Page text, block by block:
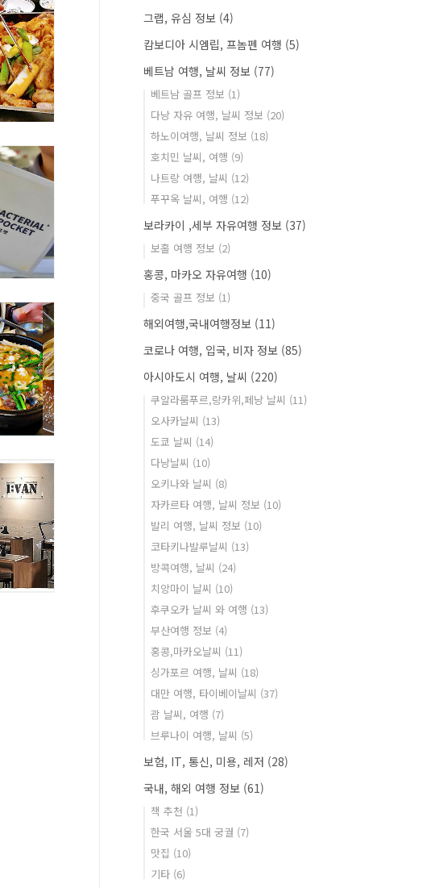
그랩, 유심 정보 (4)
캄보디아 시엠립, 프놈펜 여행 (5)
베트남 여행, 날씨 정보 (77)
베트남 골프 정보 (1)
다낭 자유 여행, 날씨 정보 (20)
하노이여행, 날씨 정보 (18)
호치민 날씨, 여행 (9)
나트랑 여행, 날씨 (12)
푸꾸옥 날씨, 여행 (12)
보라카이 ,세부 자유여행 정보 (37)
보홀 여행 정보 (2)
홍콩, 마카오 자유여행 (10)
중국 골프 정보 (1)
해외여행,국내여행정보 (11)
코로나 여행, 입국, 비자 정보 (85)
아시아도시 여행, 날씨 (220)
쿠알라룸푸르,랑카위,페낭 날씨 (11)
오사카날씨 (13)
도쿄 날씨 (14)
다낭날씨 (10)
오키나와 날씨 (8)
자카르타 여행, 날씨 정보 (10)
발리 여행, 날씨 정보 (10)
코타키나발루날씨 (13)
방콕여행, 날씨 (24)
치앙마이 날씨 (10)
후쿠오카 날씨 와 여행 (13)
부산여행 정보 (4)
홍콩,마카오날씨 (11)
싱가포르 여행, 날씨 (18)
대만 여행, 타이베이날씨 (37)
괌 날씨, 여행 (7)
브루나이 여행, 날씨 (5)
보험, IT, 통신, 미용, 레저 (28)
국내, 해외 여행 정보 (61)
책 추천 (1)
한국 서울 5대 궁궐 (7)
맛집 (10)
기타 (6)